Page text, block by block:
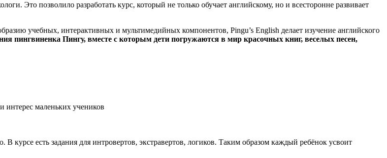
Это позволило разработать курс, который не только обучает английскому, но и всесторонне развивает
учебных, интерактивных и мультимедийных компонентов, Pingu’s English делает изучение английского
пингвиненка Пингу, вместе с которым дети погружаются в мир красочных книг, веселых песен,
интерес маленьких учеников
В курсе есть задания для интровертов, экстравертов, логиков. Таким образом каждый ребёнок усвоит